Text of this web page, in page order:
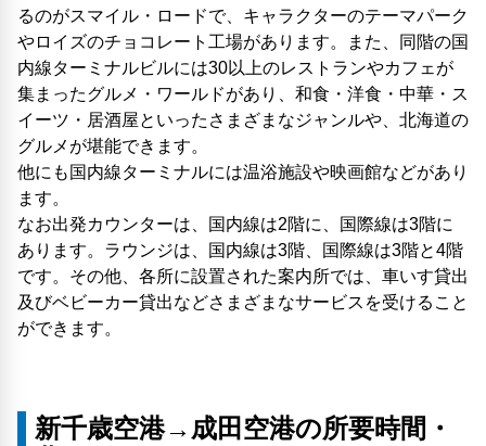
るのがスマイル・ロードで、キャラクターのテーマパーク
やロイズのチョコレート工場があります。また、同階の国
内線ターミナルビルには30以上のレストランやカフェが
集まったグルメ・ワールドがあり、和食・洋食・中華・ス
イーツ・居酒屋といったさまざまなジャンルや、北海道の
グルメが堪能できます。
他にも国内線ターミナルには温浴施設や映画館などがあり
ます。
なお出発カウンターは、国内線は2階に、国際線は3階に
あります。ラウンジは、国内線は3階、国際線は3階と4階
です。その他、各所に設置された案内所では、車いす貸出
及びベビーカー貸出などさまざまなサービスを受けること
ができます。
新千歳空港→成田空港の所要時間・